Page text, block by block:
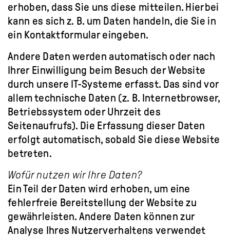
erhoben, dass Sie uns diese mitteilen. Hierbei
kann es sich z. B. um Daten handeln, die Sie in
ein Kontaktformular eingeben.
Andere Daten werden automatisch oder nach
Ihrer Einwilligung beim Besuch der Website
durch unsere IT-Systeme erfasst. Das sind vor
allem technische Daten (z. B. Internetbrowser,
Betriebssystem oder Uhrzeit des
Seitenaufrufs). Die Erfassung dieser Daten
erfolgt automatisch, sobald Sie diese Website
betreten.
Wofür nutzen wir Ihre Daten?
Ein Teil der Daten wird erhoben, um eine
fehlerfreie Bereitstellung der Website zu
gewährleisten. Andere Daten können zur
Analyse Ihres Nutzerverhaltens verwendet